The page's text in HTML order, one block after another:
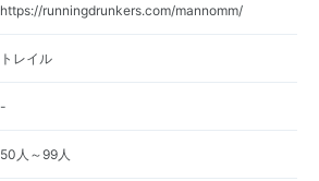
https://runningdrunkers.com/mannomm/
トレイル
-
50人～99人